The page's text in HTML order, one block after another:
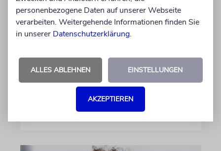
Plotkes
von Katrin Richter, Imanuel Marcus
personenbezogene Daten auf unserer Webseite
verarbeiten. Weitergehende Informationen finden Sie
in unserer Datenschutzerklärung.
ALLES ABLEHNEN EINSTELLUNGEN
AKZEPTIEREN